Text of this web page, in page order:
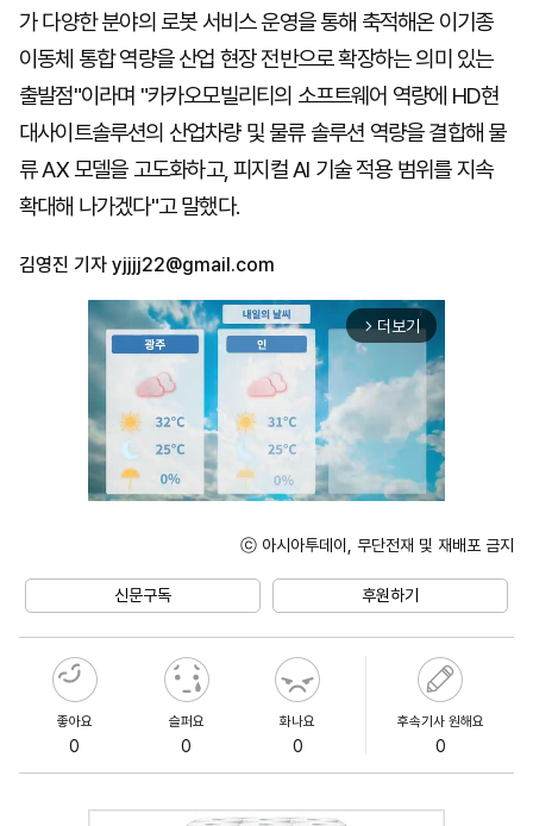
가 다양한 분야의 로봇 서비스 운영을 통해 축적해온 이기종
이동체 통합 역량을 산업 현장 전반으로 확장하는 의미 있는
출발점"이라며 "카카오모빌리티의 소프트웨어 역량에 HD현
대사이트솔루션의 산업차량 및 물류 솔루션 역량을 결합해 물
류 AX 모델을 고도화하고, 피지컬 AI 기술 적용 범위를 지속
확대해 나가겠다"고 말했다.
김영진 기자 yjjjj22@gmail.com
arrow_forward_ios 더보기
ⓒ 아시아투데이, 무단전재 및 재배포 금지
신문구독 후원하기
좋아요
0
슬퍼요
0
화나요
0
후속기사 원해요
0